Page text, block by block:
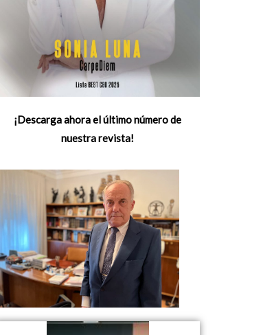
¡Descarga ahora el último número de
nuestra revista!